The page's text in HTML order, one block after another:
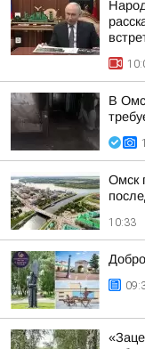
В
Омск
10:33